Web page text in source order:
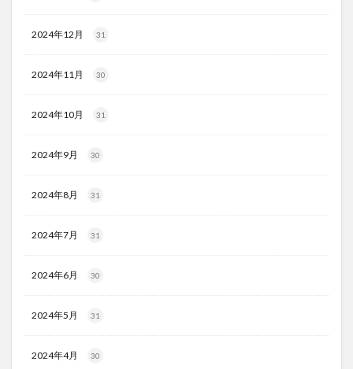
2024年12月 31
2024年11月 30
2024年10月 31
2024年9月 30
2024年8月 31
2024年7月 31
2024年6月 30
2024年5月 31
2024年4月 30